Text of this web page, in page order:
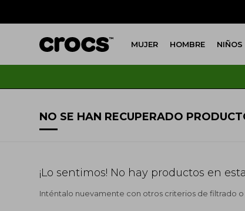
MUJER HOMBRE NIÑOS
NO SE HAN RECUPERADO
¡Lo sentimos! No hay productos en
Inténtalo nuevamente con otros criterios de filtrado